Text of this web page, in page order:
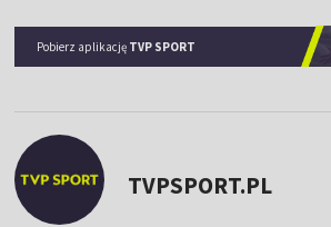
Pobierz aplikację TVP SPORT
TVPSPORT.PL